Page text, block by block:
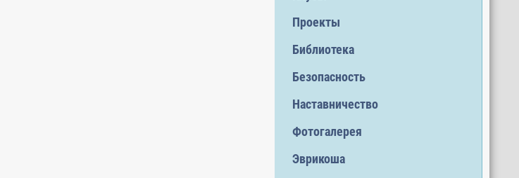
Проекты
Библиотека
Безопасность
Наставничество
Фотогалерея
Эврикоша